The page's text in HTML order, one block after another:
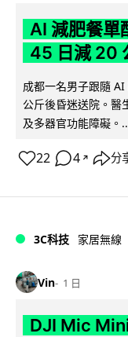
AI 減肥餐
45 日減 20
成都一名男子跟隨
公斤後昏迷送院。醫
及多器官功能障礙。
22 4 ↗ 分
3C科技 家居無線
Vin 1 日
DJI Mic